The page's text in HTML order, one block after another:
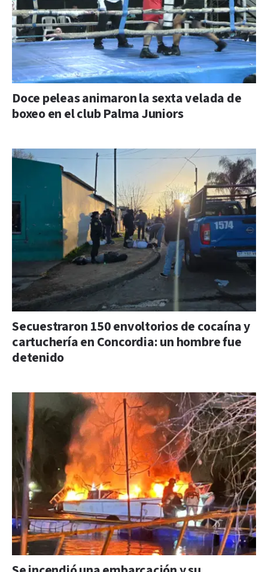
Doce peleas animaron la sexta velada de
boxeo en el club Palma Juniors
Secuestraron 150 envoltorios de cocaína y
cartuchería en Concordia: un hombre fue
detenido